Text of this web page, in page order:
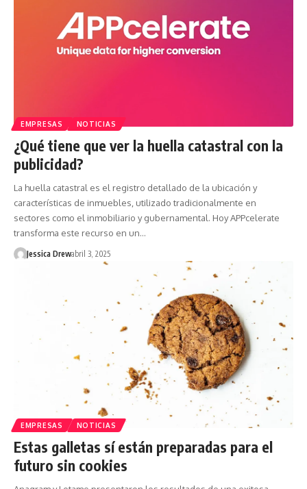
EMPRESAS NOTICIAS
¿Qué tiene que ver la huella catastral con la
publicidad?
La huella catastral es el registro detallado de la ubicación y
características de inmuebles, utilizado tradicionalmente en
sectores como el inmobiliario y gubernamental. Hoy APPcelerate
transforma este recurso en un…
Jessica Drewabril 3, 2025
EMPRESAS NOTICIAS
Estas galletas sí están preparadas para el
futuro sin cookies